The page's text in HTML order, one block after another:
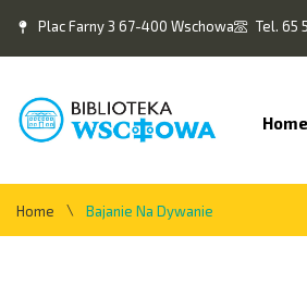
Plac Farny 3 67-400 Wschowa Tel. 65
Home
Home \ Bajanie Na Dywanie